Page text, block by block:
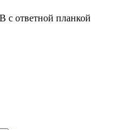
с ответной планкой